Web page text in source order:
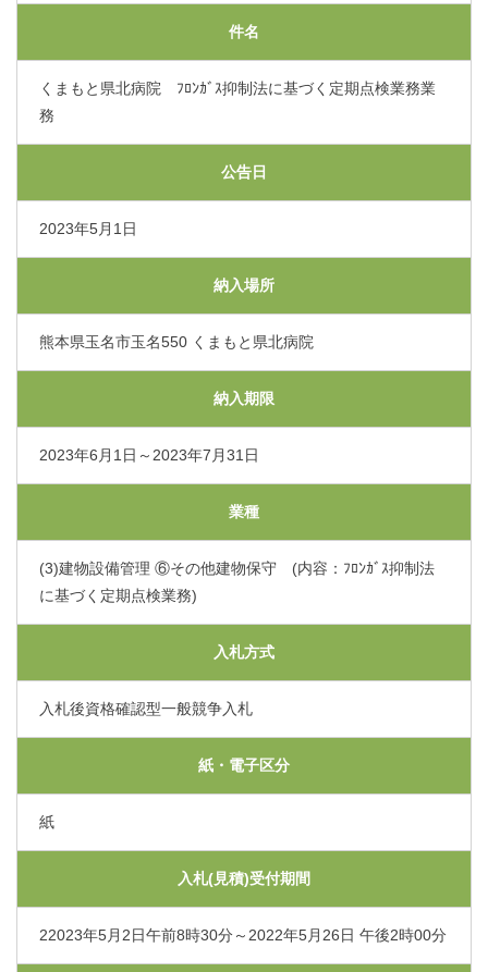
件名
くまもと県北病院 ﾌﾛﾝｶﾞｽ抑制法に基づく定期点検業務業
務
公告日
2023年5月1日
納入場所
熊本県玉名市玉名550 くまもと県北病院
納入期限
2023年6月1日～2023年7月31日
業種
(3)建物設備管理 ⑥その他建物保守 (内容：ﾌﾛﾝｶﾞｽ抑制法
に基づく定期点検業務)
入札方式
入札後資格確認型一般競争入札
紙・電子区分
紙
入札(見積)受付期間
22023年5月2日午前8時30分～2022年5月26日 午後2時00分
お問い合わせ
初診のご相談・お問い合わせ
0968-73-5000
くまもと県北病院会議室等使用規則（word）